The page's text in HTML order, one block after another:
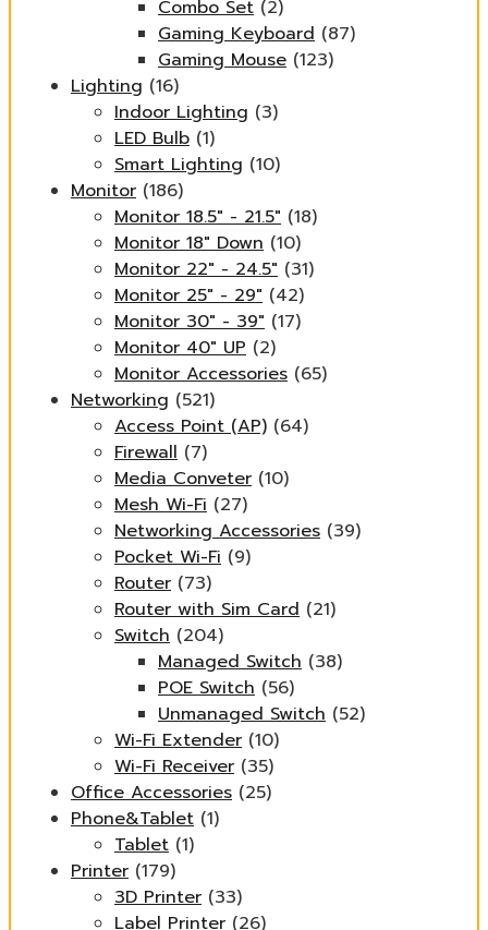
Combo Set (2)
Gaming Keyboard (87)
Gaming Mouse (123)
Lighting (16)
Indoor Lighting (3)
LED Bulb (1)
Smart Lighting (10)
Monitor (186)
Monitor 18.5" - 21.5" (18)
Monitor 18" Down (10)
Monitor 22" - 24.5" (31)
Monitor 25" - 29" (42)
Monitor 30" - 39" (17)
Monitor 40" UP (2)
Monitor Accessories (65)
Networking (521)
Access Point (AP) (64)
Firewall (7)
Media Conveter (10)
Mesh Wi-Fi (27)
Networking Accessories (39)
Pocket Wi-Fi (9)
Router (73)
Router with Sim Card (21)
Switch (204)
Managed Switch (38)
POE Switch (56)
Unmanaged Switch (52)
Wi-Fi Extender (10)
Wi-Fi Receiver (35)
Office Accessories (25)
Phone&Tablet (1)
Tablet (1)
Printer (179)
3D Printer (33)
Label Printer (26)